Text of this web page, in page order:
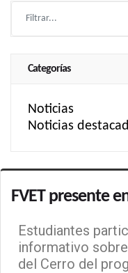
Categorías
Noticias
Noticias
FVET presente
Estudiantes
informativo
del Cerro del